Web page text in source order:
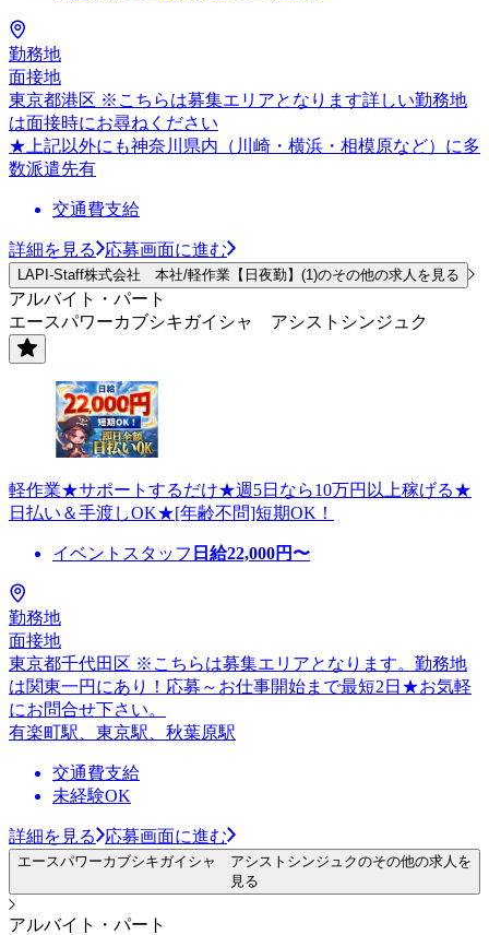
勤務地
面接地
東京都港区 ※こちらは募集エリアとなります詳しい勤務地
は面接時にお尋ねください
★上記以外にも神奈川県内（川崎・横浜・相模原など）に多
数派遣先有
交通費支給
詳細を見る 応募画面に進む
LAPI-Staff株式会社 本社/軽作業【日夜勤】(1)のその他の求人を見る
アルバイト・パート
エースパワーカブシキガイシャ アシストシンジュク
軽作業★サポートするだけ★週5日なら10万円以上稼げる★
日払い＆手渡しOK★[年齢不問]短期OK！
イベントスタッフ 日給22,000円〜
勤務地
面接地
東京都千代田区 ※こちらは募集エリアとなります。勤務地
は関東一円にあり！応募～お仕事開始まで最短2日★お気軽
にお問合せ下さい。
有楽町駅、東京駅、秋葉原駅
交通費支給
未経験OK
詳細を見る 応募画面に進む
エースパワーカブシキガイシャ アシストシンジュクのその他の求人を
見る
アルバイト・パート